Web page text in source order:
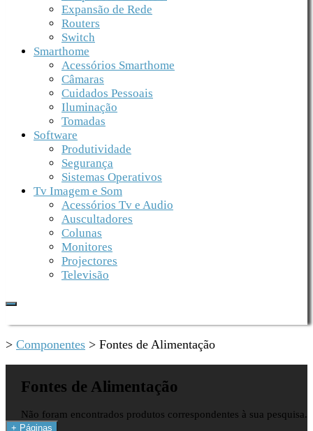
Expansão de Rede
Routers
Switch
Smarthome
Acessórios Smarthome
Câmaras
Cuidados Pessoais
Iluminação
Tomadas
Software
Produtividade
Segurança
Sistemas Operativos
Tv Imagem e Som
Acessórios Tv e Audio
Auscultadores
Colunas
Monitores
Projectores
Televisão
> Componentes > Fontes de Alimentação
Fontes de Alimentação
Não foram encontrados produtos correspondentes à sua pesquisa.
+ Páginas